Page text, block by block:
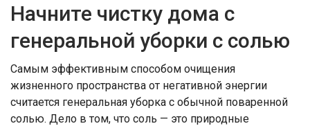
Начните чистку дома с
генеральной уборки с солью
Самым эффективным способом очищения
жизненного пространства от негативной энергии
считается генеральная уборка с обычной поваренной
солью. Дело в том, что соль — это природные